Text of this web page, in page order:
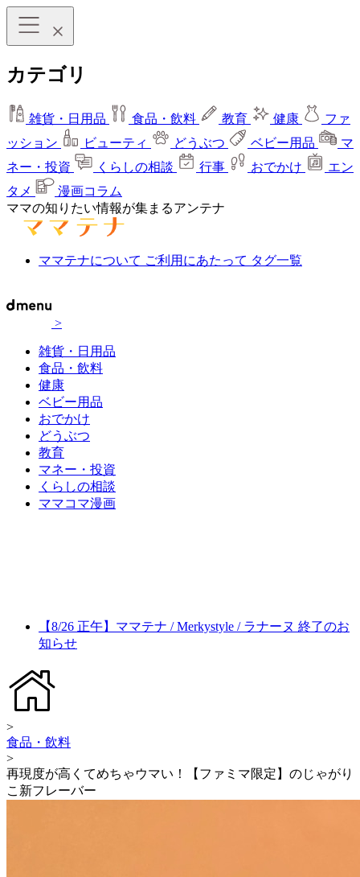
カテゴリ
雑貨・日用品 食品・飲料 教育 健康
ファ
ッション
ビューティ どうぶつ ベビー用品
マ
ネー・投資
くらしの相談 行事 おでかけ
エン
タメ
漫画コラム
ママの知りたい情報が集まるアンテナ
ママテナについて ご利用にあたって タグ一覧
>
雑貨・日用品
食品・飲料
健康
ベビー用品
おでかけ
どうぶつ
教育
マネー・投資
くらしの相談
ママコマ漫画
【8/26 正午】ママテナ / Merkystyle / ラナーヌ 終了のお
知らせ
>
食品・飲料
>
再現度が高くてめちゃウマい！【ファミマ限定】のじゃがり
こ新フレーバー